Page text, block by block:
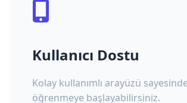
Kullanıcı Dostu
Kolay kullanımlı arayüzü
öğrenmeye başlayabilirsiniz.